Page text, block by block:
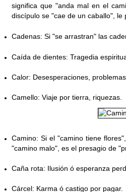
significa que "anda mal en el
discípulo se "cae de un caballo", le
Cadenas: Si "se arrastran" las
Caída de dientes: Tragedia
Calor: Desesperaciones, problemas.
Camello: Viaje por tierra, riquezas.
Camino: Si el "camino tiene
"camino malo", es el presagio de
Caña rota: Ilusión ó esperanza
Cárcel: Karma ó castigo por pagar.